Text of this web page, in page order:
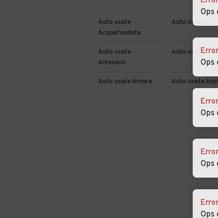
Auto usate
Acquafondata
Auto usate
Auto usate
Amaseno
Auto usate
Auto usate Arnara Auto usate
Auto usate
Casalvieri
Auto usate
dei Volsci
Ops
Error
Ops
Error
Ops
Error
Ops
Error
Ops